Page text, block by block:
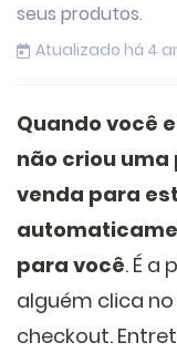
seus produtos.
Atualizado há 4
Quando você
não criou
venda para
para você. É a
alguém clica
checkout.